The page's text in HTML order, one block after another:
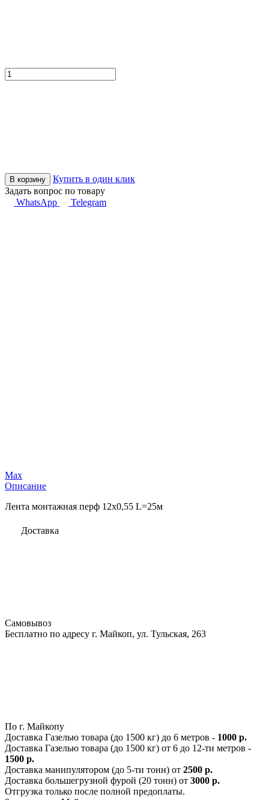
В корзину
Купить в один клик
Задать вопрос по товару
WhatsApp
Telegram
Max
Описание
Лента монтажная перф 12х0,55 L=25м
Доставка
Самовывоз
Бесплатно по адресу г. Майкоп, ул. Тульская, 263
По г. Майкопу
Доставка Газелью товара (до 1500 кг) до 6 метров - 1000 р.
Доставка Газелью товара (до 1500 кг) от 6 до 12-ти метров -
1500 р.
Доставка манипулятором (до 5-ти тонн) от 2500 р.
Доставка большегрузной фурой (20 тонн) от 3000 р.
Отгрузка только после полной предоплаты.